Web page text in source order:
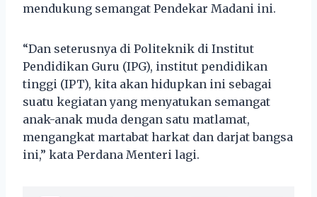
mendukung semangat Pendekar Madani ini.
“Dan seterusnya di Politeknik di Institut
Pendidikan Guru (IPG), institut pendidikan
tinggi (IPT), kita akan hidupkan ini sebagai
suatu kegiatan yang menyatukan semangat
anak-anak muda dengan satu matlamat,
mengangkat martabat harkat dan darjat bangsa
ini,” kata Perdana Menteri lagi.